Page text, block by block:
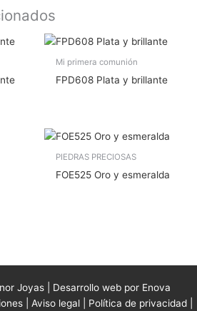
Mi primera comunión
FPD608 Plata y brillante
PIEDRAS PRECIOSAS
FOE525 Oro y esmeralda
Joyas | Desarrollo web por Enova
| Aviso legal| Política de privacidad|